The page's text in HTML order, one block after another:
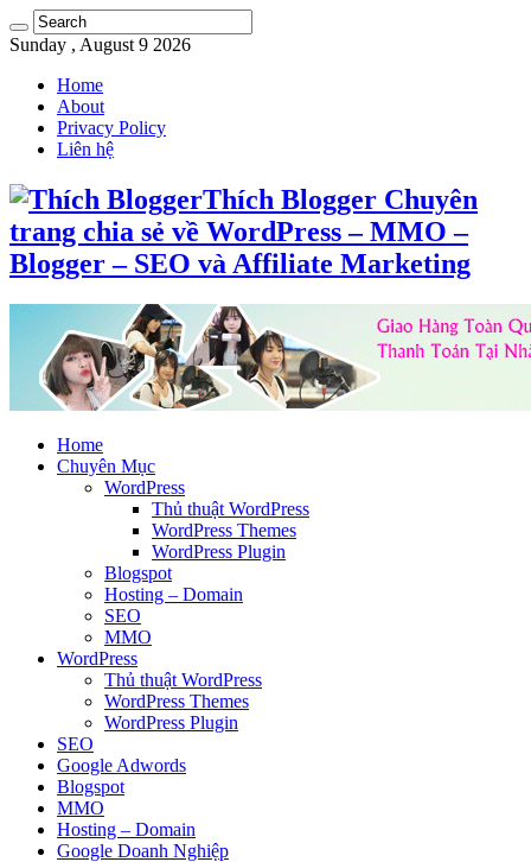
Sunday , August 9 2026
Home
About
Privacy Policy
Liên hệ
Thích Blogger Chuyên
trang chia sẻ về WordPress – MMO –
Blogger – SEO và Affiliate Marketing
Home
Chuyên Mục
WordPress
Thủ thuật WordPress
WordPress Themes
WordPress Plugin
Blogspot
Hosting – Domain
SEO
MMO
WordPress
Thủ thuật WordPress
WordPress Themes
WordPress Plugin
SEO
Google Adwords
Blogspot
MMO
Hosting – Domain
Google Doanh Nghiệp